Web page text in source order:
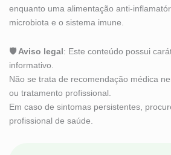
enquanto uma alimentação anti-
microbiota e o sistema imune.
🛡 Aviso legal: Este conteúdo possui
informativo.
Não se trata de recomendação médica
ou tratamento profissional.
Em caso de sintomas persistentes,
profissional de saúde.